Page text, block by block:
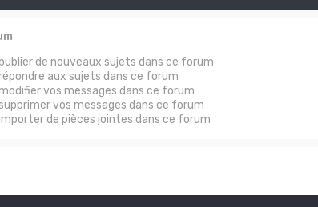
de nouveaux sujets dans ce forum
aux sujets dans ce forum
vos messages dans ce forum
vos messages dans ce forum
de pièces jointes dans ce forum